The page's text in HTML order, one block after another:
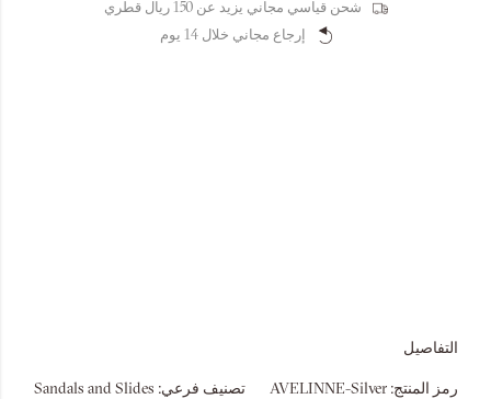
شحن قياسي مجاني يزيد عن 150 ريال قطري
إرجاع مجاني خلال 14 يوم
التفاصيل
رمز المنتج: AVELINNE-Silver تصنيف فرعي: Sandals and Slides